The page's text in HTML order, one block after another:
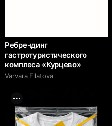
Ребрендинг
гастротуристического
комплеса ‭«Курцево»
Varvara Filatova